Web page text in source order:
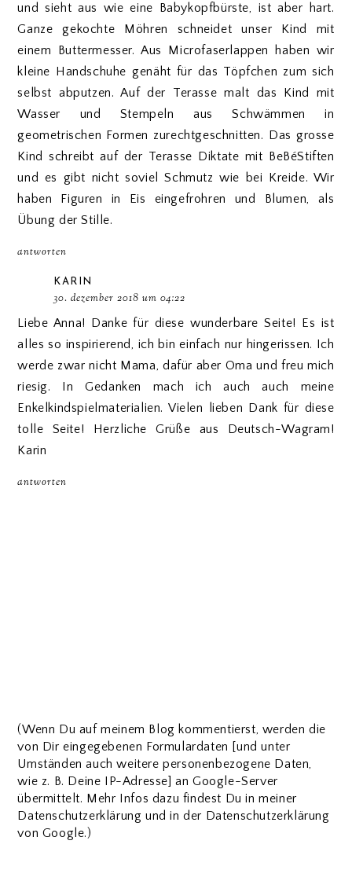
und sieht aus wie eine Babykopfbürste, ist aber hart.
Ganze gekochte Möhren schneidet unser Kind mit
einem Buttermesser. Aus Microfaserlappen haben wir
kleine Handschuhe genäht für das Töpfchen zum sich
selbst abputzen. Auf der Terasse malt das Kind mit
Wasser und Stempeln aus Schwämmen in
geometrischen Formen zurechtgeschnitten. Das grosse
Kind schreibt auf der Terasse Diktate mit BeBéStiften
und es gibt nicht soviel Schmutz wie bei Kreide. Wir
haben Figuren in Eis eingefrohren und Blumen, als
Übung der Stille.
antworten
KARIN
30. dezember 2018 um 04:22
Liebe Anna! Danke für diese wunderbare Seite! Es ist
alles so inspirierend, ich bin einfach nur hingerissen. Ich
werde zwar nicht Mama, dafür aber Oma und freu mich
riesig. In Gedanken mach ich auch auch meine
Enkelkindspielmaterialien. Vielen lieben Dank für diese
tolle Seite! Herzliche Grüße aus Deutsch-Wagram!
Karin
antworten
(Wenn Du auf meinem Blog kommentierst, werden die
von Dir eingegebenen Formulardaten [und unter
Umständen auch weitere personenbezogene Daten,
wie z. B. Deine IP-Adresse] an Google-Server
übermittelt. Mehr Infos dazu findest Du in meiner
Datenschutzerklärung und in der Datenschutzerklärung
von Google.)